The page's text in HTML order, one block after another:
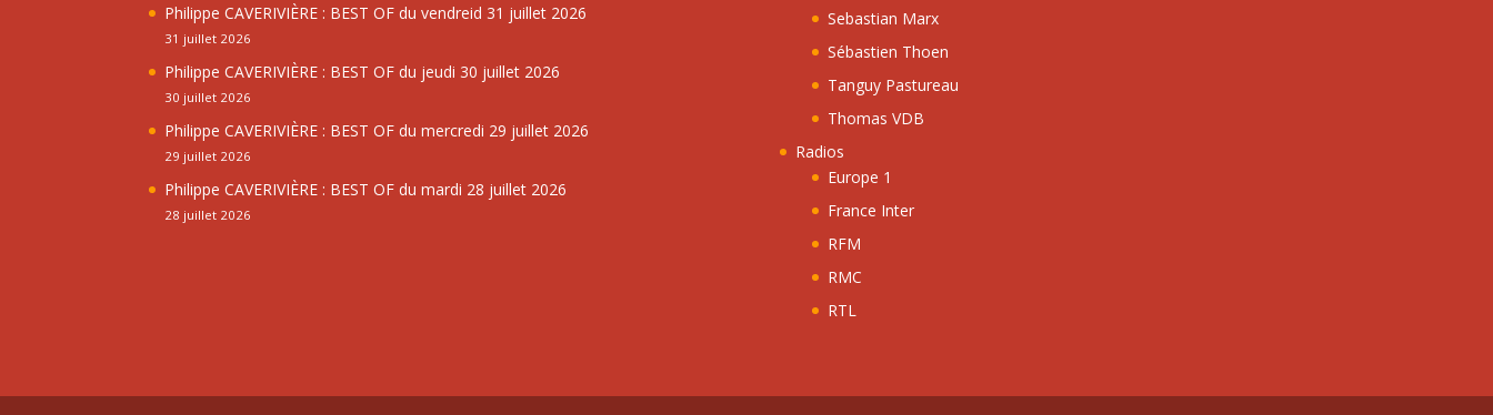
Philippe CAVERIVIÈRE : BEST OF du vendreid 31 juillet 2026
31 juillet 2026
Philippe CAVERIVIÈRE : BEST OF du jeudi 30 juillet 2026
30 juillet 2026
Philippe CAVERIVIÈRE : BEST OF du mercredi 29 juillet 2026
29 juillet 2026
Philippe CAVERIVIÈRE : BEST OF du mardi 28 juillet 2026
28 juillet 2026
Sebastian Marx
Sébastien Thoen
Tanguy Pastureau
Thomas VDB
Radios
Europe 1
France Inter
RFM
RMC
RTL